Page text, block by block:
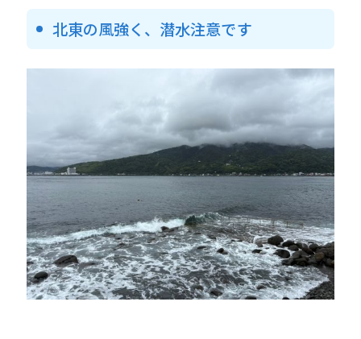
北東の風強く、潜水注意です